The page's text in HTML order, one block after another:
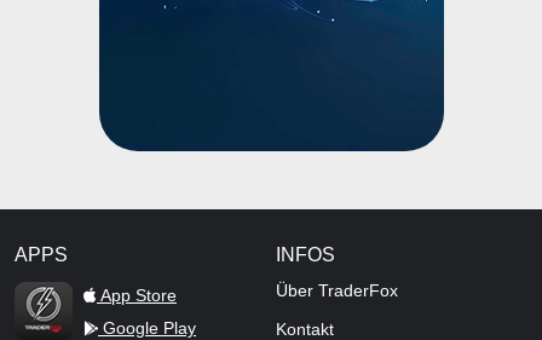
APPS
TraderFox Flash
App Store
Google Play
INFOS
Über TraderFox
Kontakt